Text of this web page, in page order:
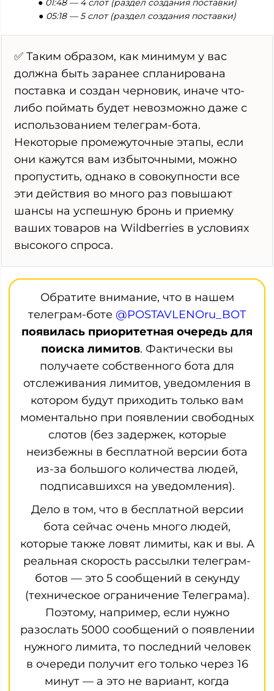
● 01:48 — 4 слот (раздел создания поставки)
● 05:18 — 5 слот (раздел создания поставки)
✅ Таким образом, как минимум у вас
должна быть заранее спланирована
поставка и создан черновик, иначе что-
либо поймать будет невозможно даже с
использованием телеграм-бота.
Некоторые промежуточные этапы, если
они кажутся вам избыточными, можно
пропустить, однако в совокупности все
эти действия во много раз повышают
шансы на успешную бронь и приемку
ваших товаров на Wildberries в условиях
высокого спроса.
Обратите внимание, что в нашем
телеграм-боте @POSTAVLENOru_BOT
появилась приоритетная очередь для
поиска лимитов. Фактически вы
получаете собственного бота для
отслеживания лимитов, уведомления в
котором будут приходить только вам
моментально при появлении свободных
слотов (без задержек, которые
неизбежны в бесплатной версии бота
из-за большого количества людей,
подписавшихся на уведомления).
Дело в том, что в бесплатной версии
бота сейчас очень много людей,
которые также ловят лимиты, как и вы. А
реальная скорость рассылки телеграм-
ботов — это 5 сообщений в секунду
(техническое ограничение Телеграма).
Поэтому, например, если нужно
разослать 5000 сообщений о появлении
нужного лимита, то последний человек
в очереди получит его только через 16
минут — а это не вариант, когда